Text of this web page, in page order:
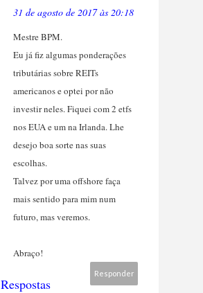
31 de agosto de 2017 às 20:18
Mestre BPM.
Eu já fiz algumas ponderações
tributárias sobre REITs
americanos e optei por não
investir neles. Fiquei com 2 etfs
nos EUA e um na Irlanda. Lhe
desejo boa sorte nas suas
escolhas.
Talvez por uma offshore faça
mais sentido para mim num
futuro, mas veremos.
Abraço!
Responder
Respostas